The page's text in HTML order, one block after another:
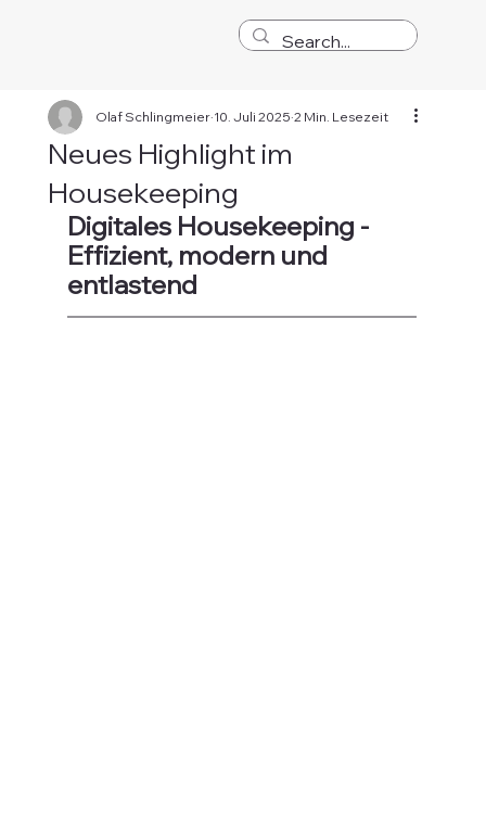
Neues Highlight im
Housekeeping
Olaf Schlingmeier 10. Juli 2025 2 Min. Lesezeit
Digitales Housekeeping -
Effizient, modern und
entlastend